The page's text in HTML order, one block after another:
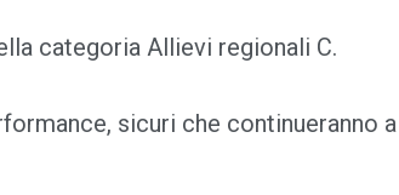
categoria Allievi regionali C.
sicuri che continueranno